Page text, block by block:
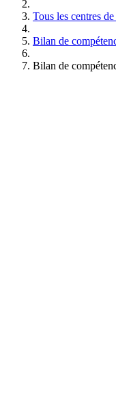
pour les salariés, sans
passion pour les seniors.
Tous les centres
Bilan de
Bilan de